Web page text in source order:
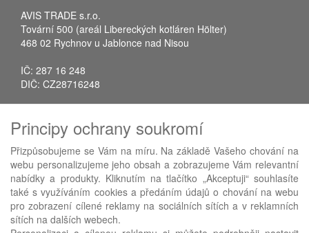
AVIS TRADE s.r.o.
Tovární 500 (areál Libereckých kotláren Hölter)
468 02 Rychnov u Jablonce nad Nisou
IČ: 287 16 248
DIČ: CZ28716248
Fax: +420 483 034 590
E-mail:info@avistrade.cz
Web:www.avistrade.cz
Principy ochrany soukromí
Přizpůsobujeme se Vám na míru. Na základě Vašeho chování na
webu personalizujeme jeho obsah a zobrazujeme Vám relevantní
nabídky a produkty. Kliknutím na tlačítko „Akceptuji“ souhlasíte
také s využíváním cookies a předáním údajů o chování na webu
pro zobrazení cílené reklamy na sociálních sítích a v reklamních
sítích na dalších webech.